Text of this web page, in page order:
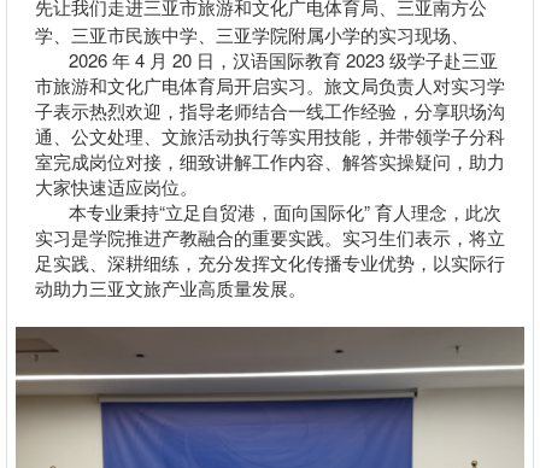
先让我们走进三亚市旅游和文化广电体育局、 三亚南方公
学、 三亚市民族中学 、三亚学院附属小学的实习现场、
2026 年 4 月 20 日，汉语国际教育 2023 级学子赴三亚
市旅游和文化广电体育局开启实习。旅文局负责人对实习学
子表示热烈欢迎，指导老师结合一线工作经验，分享职场沟
通、公文处理、文旅活动执行等实用技能，并带领学子分科
室完成岗位对接，细致讲解工作内容、解答实操疑问，助力
大家快速适应岗位。
本专业秉持“立足自贸港，面向国际化” 育人理念，此次
实习是学院推进产教融合的重要实践。实习生们表示，将立
足实践、深耕细练，充分发挥文化传播专业优势，以实际行
动助力三亚文旅产业高质量发展。